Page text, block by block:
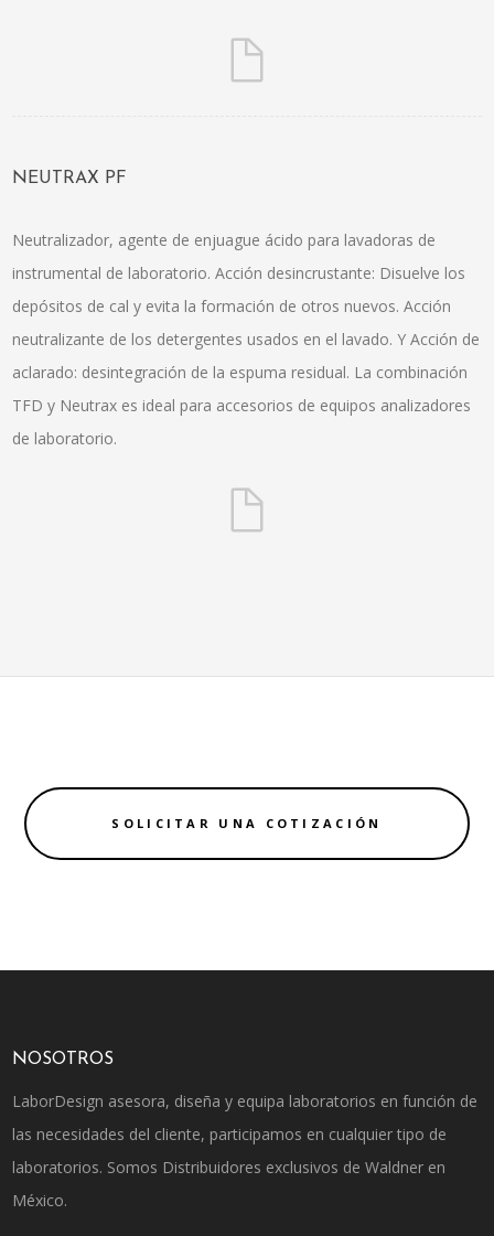
NEUTRAX PF
Neutralizador, agente de enjuague ácido para lavadoras de
instrumental de laboratorio. Acción desincrustante: Disuelve los
depósitos de cal y evita la formación de otros nuevos. Acción
neutralizante de los detergentes usados en el lavado. Y Acción de
aclarado: desintegración de la espuma residual. La combinación
TFD y Neutrax es ideal para accesorios de equipos analizadores
de laboratorio.
SOLICITAR UNA COTIZACIÓN
NOSOTROS
LaborDesign asesora, diseña y equipa laboratorios en función de
las necesidades del cliente, participamos en cualquier tipo de
laboratorios. Somos Distribuidores exclusivos de Waldner en
México.